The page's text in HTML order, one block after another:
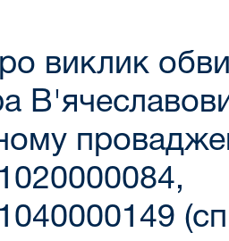
виклик